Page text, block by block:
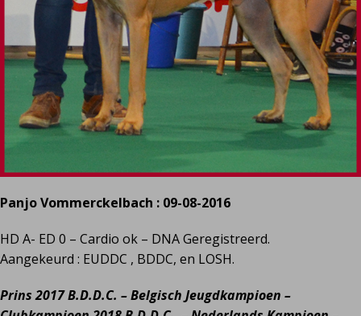
Panjo Vommerckelbach : 09-08-2016
HD A- ED 0 – Cardio ok – DNA Geregistreerd.
Aangekeurd : EUDDC , BDDC, en LOSH.
Prins 2017 B.D.D.C. –Belgisch Jeugdkampioen –